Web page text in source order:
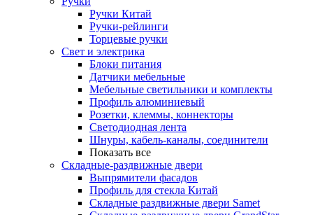
Ручки Китай
Ручки-рейлинги
Торцевые ручки
Свет и электрика
Блоки питания
Датчики мебельные
Мебельные светильники и комплекты
Профиль алюминиевый
Розетки, клеммы, коннекторы
Светодиодная лента
Шнуры, кабель-каналы, соединители
Показать все
Складные-раздвижные двери
Выпрямители фасадов
Профиль для стекла Китай
Складные раздвижные двери Samet